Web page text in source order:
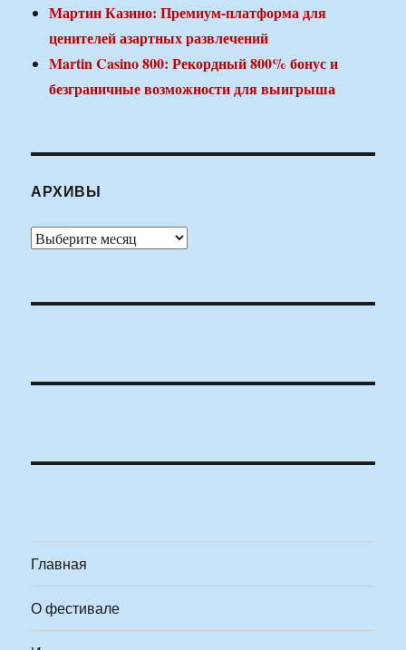
Мартин Казино: Премиум-платформа для
ценителей азартных развлечений
Martin Casino 800: Рекордный 800% бонус и
безграничные возможности для выигрыша
АРХИВЫ
Архивы
Главная
О фестивале